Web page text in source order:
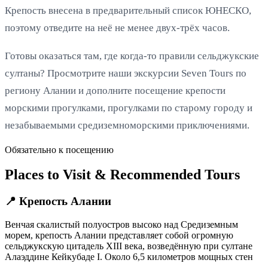
Крепость внесена в предварительный список ЮНЕСКО,
поэтому отведите на неё не менее двух-трёх часов.
Готовы оказаться там, где когда-то правили сельджукские
султаны? Просмотрите наши экскурсии Seven Tours по
региону Алании и дополните посещение крепости
морскими прогулками, прогулками по старому городу и
незабываемыми средиземноморскими приключениями.
Обязательно к посещению
Places to Visit & Recommended Tours
📍 Крепость Алании
Венчая скалистый полуостров высоко над Средиземным
морем, крепость Алании представляет собой огромную
сельджукскую цитадель XIII века, возведённую при султане
Алаэддине Кейкубаде I. Около 6,5 километров мощных стен